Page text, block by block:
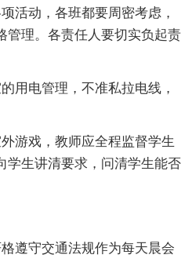
活动，各班都要周密考虑，
管理。各责任人要切实负起责
用电管理，不准私拉电线，
外游戏，教师应全程监督学生
学生讲清要求，问清学生能否
格遵守交通法规作为每天晨会